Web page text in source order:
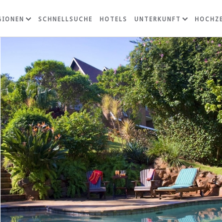
SCHNELLSUCHE HOTELS UNTERKUNFT